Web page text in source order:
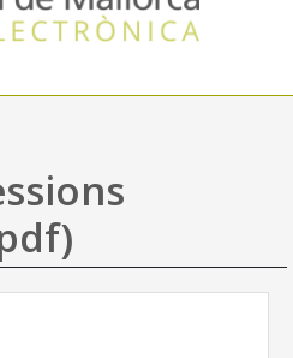
Accés i seguretat
Utilitats
Ajuda